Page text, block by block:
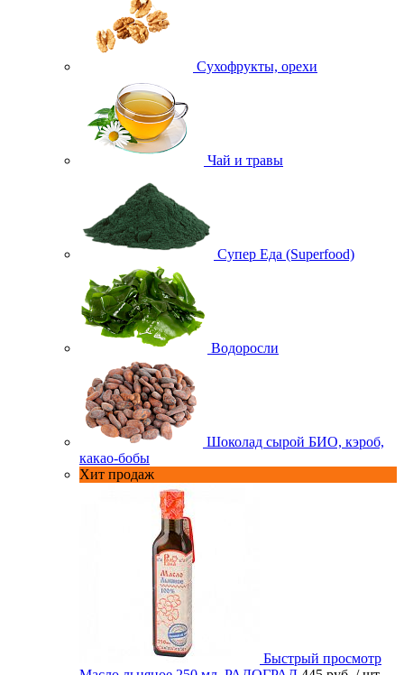
Сухофрукты, орехи
Чай и травы
Супер Еда (Superfood)
Водоросли
Шоколад сырой БИО, кэроб,
какао-бобы
Хит продаж
Быстрый просмотр